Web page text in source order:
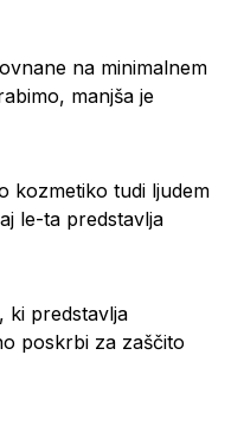
na minimalnem
manjša je
kozmetiko tudi ljudem
le-ta predstavlja
, ki predstavlja
poskrbi za zaščito